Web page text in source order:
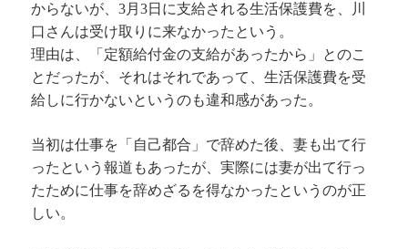
からないが、3月3日に支給される生活保護費を、川
口さんは受け取りに来なかったという。
理由は、「定額給付金の支給があったから」とのこ
とだったが、それはそれであって、生活保護費を受
給しに行かないというのも違和感があった。
当初は仕事を「自己都合」で辞めた後、妻も出て行
ったという報道もあったが、実際には妻が出て行っ
たために仕事を辞めざるを得なかったというのが正
しい。